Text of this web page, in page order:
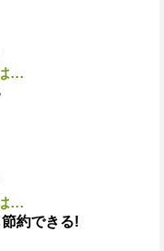
…
…
約できる!